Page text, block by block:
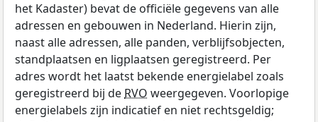
het Kadaster) bevat de officiële gegevens van alle
adressen en gebouwen in Nederland. Hierin zijn,
naast alle adressen, alle panden, verblijfsobjecten,
standplaatsen en ligplaatsen geregistreerd. Per
adres wordt het laatst bekende energielabel zoals
geregistreerd bij de RVO weergegeven. Voorlopige
energielabels zijn indicatief en niet rechtsgeldig;